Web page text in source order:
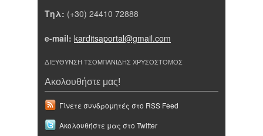
Τηλ: (+30) 24410 72888
e-mail: karditsaportal@gmail.com
ΔΙΕΥΘΥΝΣΗ ΤΣΟΜΠΑΝΙΔΗΣ ΧΡΥΣΟΣΤΟΜΟΣ
Ακολουθήστε μας!
Γίνετε συνδρομητές στο RSS Feed
Ακολουθήστε μας στο Twitter